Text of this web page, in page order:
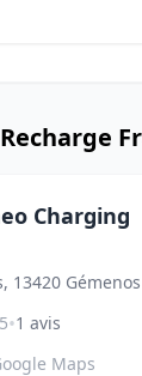
Charging
13420 Gémenos
•1 avis
Maps